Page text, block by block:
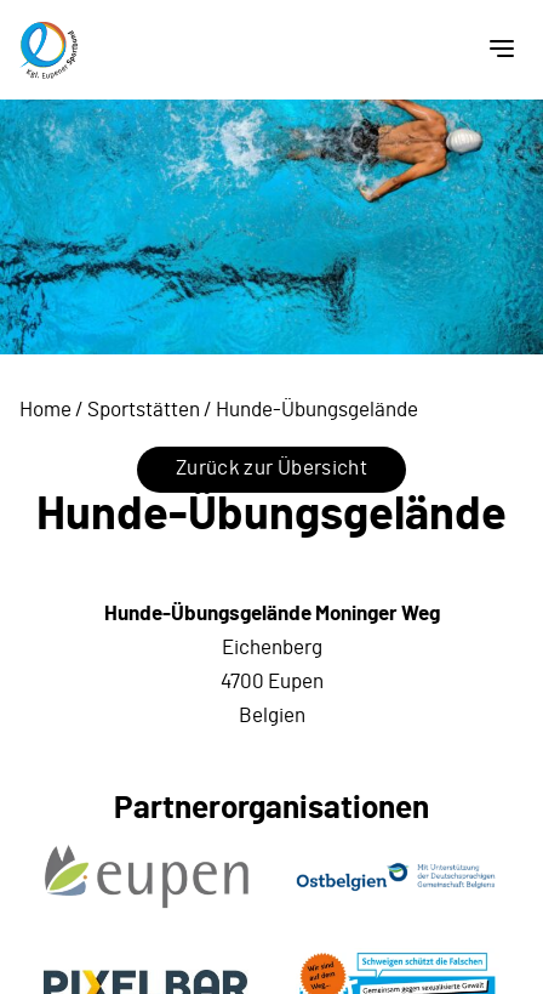
Home / Sportstätten / Hunde-Übungsgelände
Zurück zur Übersicht
Hunde-Übungsgelände
Hunde-Übungsgelände Moninger Weg
Eichenberg
4700 Eupen
Belgien
Partnerorganisationen